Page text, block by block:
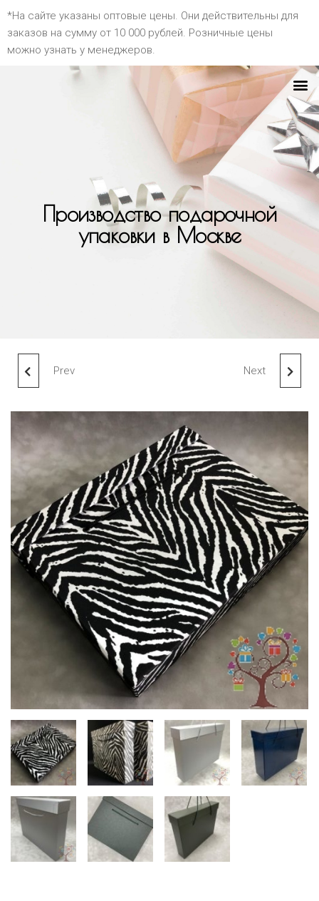
*На сайте указаны оптовые цены. Они действительны для
заказов на сумму от 10 000 рублей. Розничные цены
можно узнать у менеджеров.
Производство подарочной
упаковки в Москве
КОРОБКА 35Х6Х27
Prev Next